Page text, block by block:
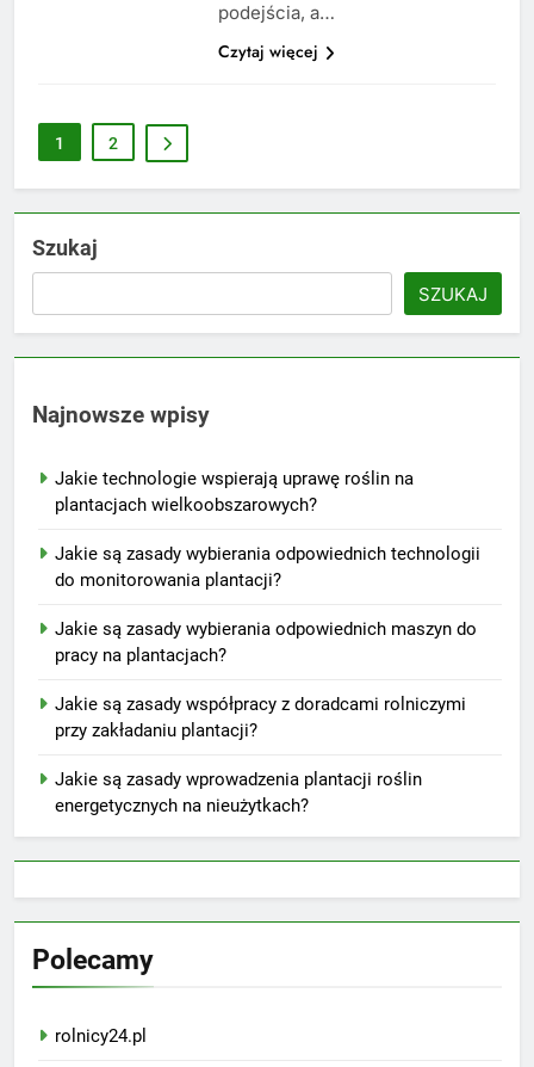
podejścia, a…
Czytaj więcej
1 2
Szukaj
SZUKAJ
Najnowsze wpisy
Jakie technologie wspierają uprawę roślin na
plantacjach wielkoobszarowych?
Jakie są zasady wybierania odpowiednich technologii
do monitorowania plantacji?
Jakie są zasady wybierania odpowiednich maszyn do
pracy na plantacjach?
Jakie są zasady współpracy z doradcami rolniczymi
przy zakładaniu plantacji?
Jakie są zasady wprowadzenia plantacji roślin
energetycznych na nieużytkach?
Polecamy
rolnicy24.pl